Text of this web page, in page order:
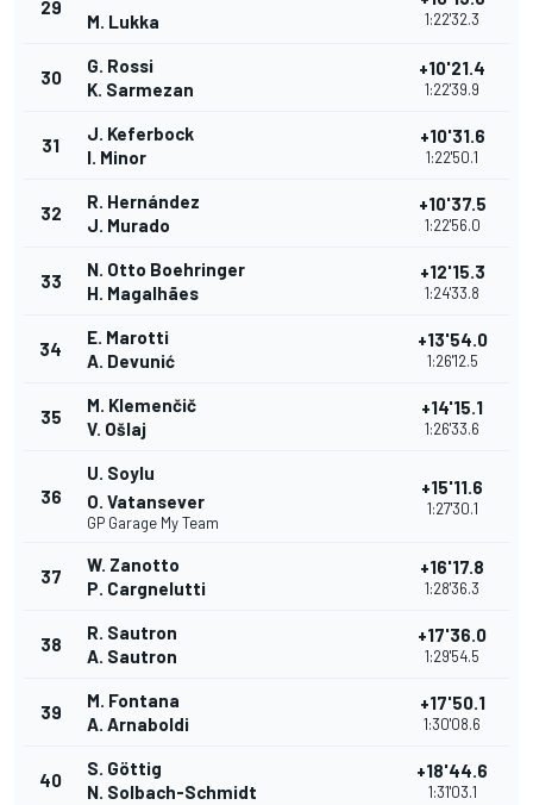
29
M. Lukka
1:22'32.3
30
G. Rossi
K. Sarmezan
+10'21.4
1:22'39.9
31
J. Keferbock
I. Minor
+10'31.6
1:22'50.1
32
R. Hernández
J. Murado
+10'37.5
1:22'56.0
33
N. Otto Boehringer
H. Magalhães
+12'15.3
1:24'33.8
34
E. Marotti
A. Devunić
+13'54.0
1:26'12.5
35
M. Klemenčič
V. Ošlaj
+14'15.1
1:26'33.6
36
U. Soylu
O. Vatansever
GP Garage My Team
+15'11.6
1:27'30.1
37
W. Zanotto
P. Cargnelutti
+16'17.8
1:28'36.3
38
R. Sautron
A. Sautron
+17'36.0
1:29'54.5
39
M. Fontana
A. Arnaboldi
+17'50.1
1:30'08.6
40
S. Göttig
N. Solbach-Schmidt
+18'44.6
1:31'03.1